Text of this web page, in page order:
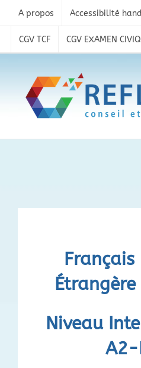
content
A propos Accessibilité
CGV TCF CGV EXAMEN
Français
Étrangère
Niveau
A2-